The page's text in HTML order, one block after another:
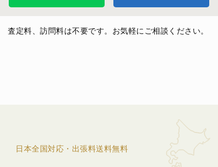
査定料、訪問料は不要です。お気軽にご相談ください。
日本全国対応・出張料送料無料